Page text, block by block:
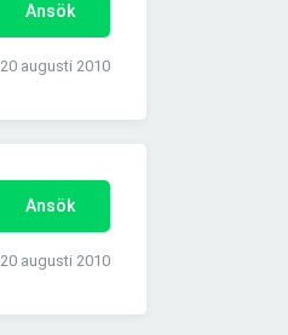
Ansök
20 augusti 2010
Ansök
20 augusti 2010